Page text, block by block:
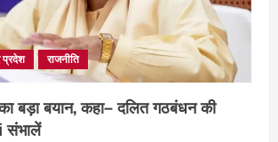
प्रदेश राजनीति
बड़ा बयान, कहा– दलित गठबंधन की
संभालें